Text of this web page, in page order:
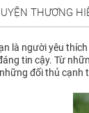
THƯƠNG
là người yêu
tin cậy. Từ
đối thủ cạnh